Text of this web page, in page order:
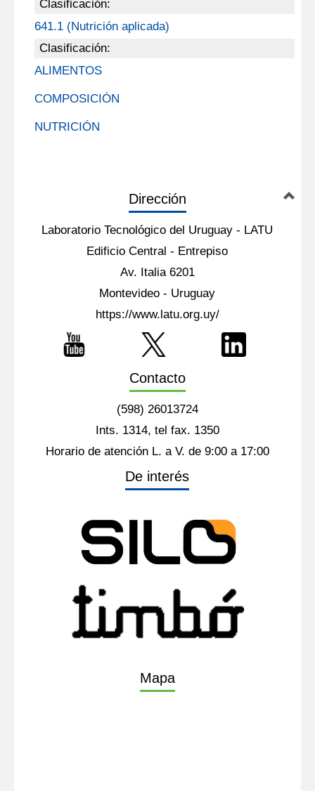
Clasificación:
641.1 (Nutrición aplicada)
Clasificación:
ALIMENTOS
COMPOSICIÓN
NUTRICIÓN
Dirección
Laboratorio Tecnológico del Uruguay - LATU
Edificio Central - Entrepiso
Av. Italia 6201
Montevideo - Uruguay
https://www.latu.org.uy/
Contacto
(598) 26013724
Ints. 1314, tel fax. 1350
Horario de atención L. a V. de 9:00 a 17:00
De interés
Mapa